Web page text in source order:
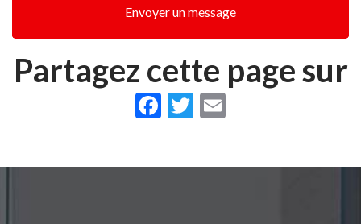
Envoyer un message
Partagez cette page sur
Facebook
Twitter